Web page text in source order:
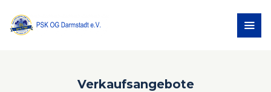
Verkaufsangebote